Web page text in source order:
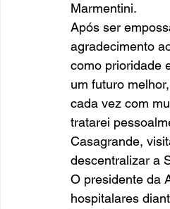
Marmentini.
Após ser
agradecimento
como prioridade
um futuro
cada vez com
tratarei
Casagrande,
descentralizar a
O presidente da
hospitalares